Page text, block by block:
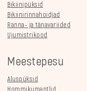
Bikiinipüksid
Bikiinirinnahoidjad
Ranna- ja tänavariided
Ujumistrikood
Meestepesu
Aluspüksid
Hommikumantlid